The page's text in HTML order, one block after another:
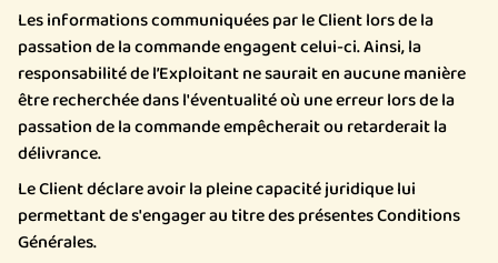
Les informations communiquées par le Client lors de la
passation de la commande engagent celui-ci. Ainsi, la
responsabilité de l’Exploitant ne saurait en aucune manière
être recherchée dans l'éventualité où une erreur lors de la
passation de la commande empêcherait ou retarderait la
délivrance.
Le Client déclare avoir la pleine capacité juridique lui
permettant de s'engager au titre des présentes Conditions
Générales.